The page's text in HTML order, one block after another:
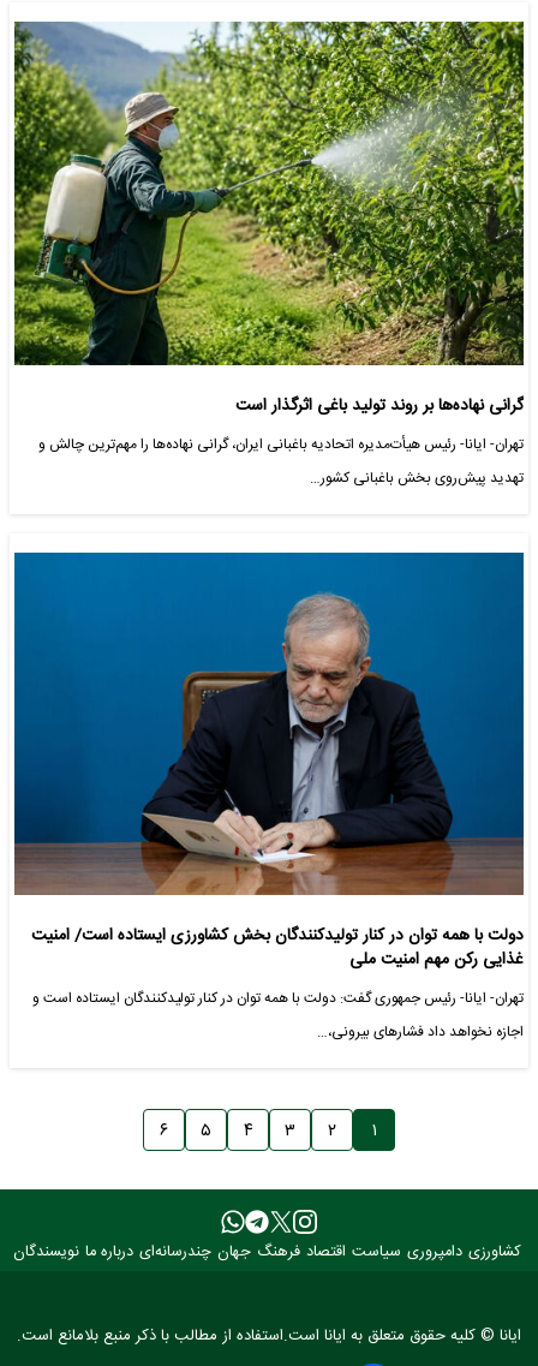
گرانی نهاده‌ها بر روند تولید باغی اثرگذار است
تهران- ایانا- رئیس هیأت‌مدیره اتحادیه باغبانی ایران، گرانی نهاده‌ها را مهم‌ترین چالش و
تهدید پیش‌روی بخش باغبانی کشور…
دولت با همه توان در کنار تولیدکنندگان بخش کشاورزی ایستاده است/ امنیت
غذایی رکن مهم امنیت ملی
تهران- ایانا- رئیس جمهوری گفت: دولت با همه توان در کنار تولیدکنندگان ایستاده است و
اجازه نخواهد داد فشارهای بیرونی،…
۱ ۲ ۳ ۴ ۵ ۶
کشاورزی دامپروری سیاست اقتصاد فرهنگ جهان چندرسانه‌ای درباره ما نویسندگان
ایانا © کلیه حقوق متعلق به ایانا است.استفاده از مطالب با ذکر منبع بلامانع است.